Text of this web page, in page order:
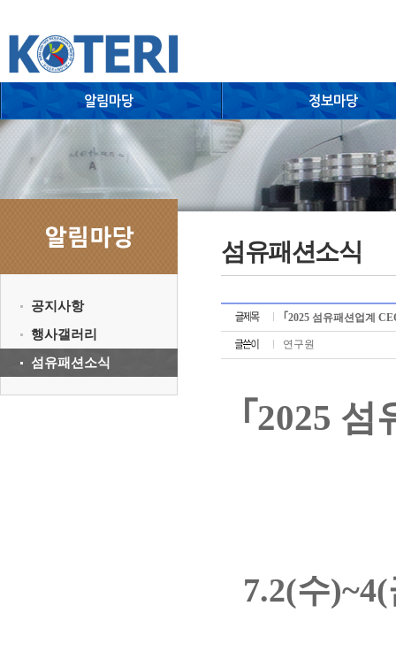
공지사항
행사갤러리
섬유패션소식
섬유패션소식
｢2025 섬유패션업계
연구원
｢2025
7.2(수